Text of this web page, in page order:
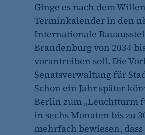
Ginge es nach dem
Terminkalender in den
Internationale
Brandenburg von 2034
vorantreiben soll. Die
Senatsverwaltung für
Schon ein Jahr später
Berlin zum „Leuchtturm
in sechs Monaten bis zu
mehrfach bewiesen,